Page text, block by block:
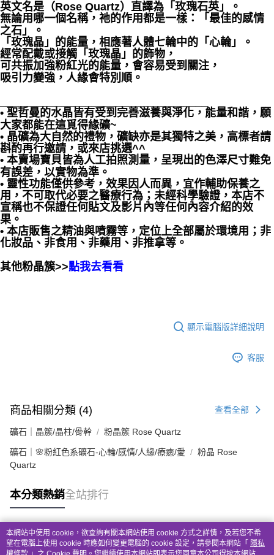
英文名是（Rose Quartz）直譯為「玫瑰石英」。
無論用哪一個名稱，祂的作用都是一樣：「最佳的感情
之石」。
「玫瑰晶」的能量，相應著人體七輪中的「心輪」。
經常配戴或接觸「玫瑰晶」的飾物，
可共振加強粉紅光的能量，會容易受到關注，
吸引力變強，人緣會特別順。
• 聖哲曼的水晶皆有受到完善滋養與淨化，能量和諧，願
大家都能在這覓得緣礦~
• 晶礦為大自然的禮物，礦缺亦是其獨特之美，高標者請
斟酌再行邀請，或來店挑選^^
• 本賣場寶貝皆為人工拍照測量，呈現出的色澤尺寸難免
有誤差，以實物為準。
• 靈性功能僅供參考，效果因人而異，宜作輔助保養之
用，不可取代必要之醫療行為；未經科學驗證，本店不
宣稱也不保證任何貼文及影片內等任何內容介紹的效
果。
• 本店販售之精油與噴霧等，定位上全部屬於環境用；非
化妝品、非食用、非藥用、非推拿等。
其他粉晶簇>>點我去看看
顯示電腦版詳細說明
客服
商品相關分類 (4) 查看全部
礦石｜晶簇/晶柱/骨幹 粉晶簇 Rose Quartz
礦石｜🌸粉紅色系礦石-心輪/感情/人緣/療癒/愛
粉晶 Rose
Quartz
本分類熱銷全站排行
熱門標籤
本網站中使用 cookie，欲查詢有關本網站使用 cookie 方式之詳情，及若您不希
望在電腦上使用 cookie 時應如何變更電腦的 cookie 設定，請參閱本網站「 隱私